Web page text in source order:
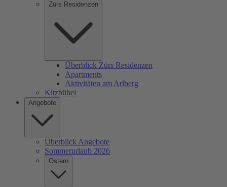
Zürs Residenzen
Überblick Zürs Residenzen
Apartments
Aktivitäten am Arlberg
Kitzbühel
Angebote
Überblick Angebote
Sommerurlaub 2026
Ostern